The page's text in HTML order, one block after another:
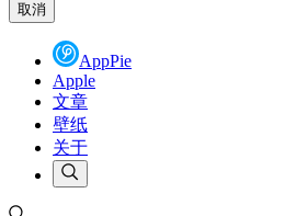
取消
AppPie
Apple
文章
壁纸
关于